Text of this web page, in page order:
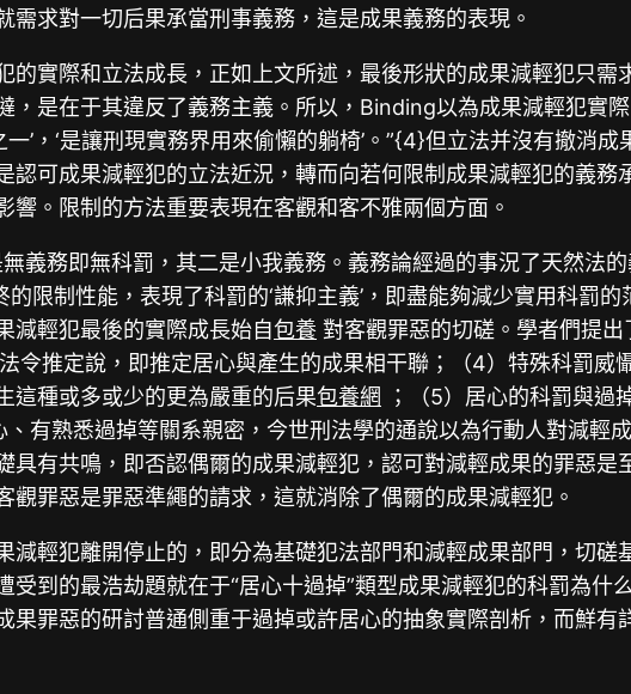
求對一切后果承當刑事義務，這是成果義務的表現。
的實際和立法成長，正如上文所述，最後形狀的成果減輕犯只
是在于其違反了義務主義。所以，Binding以為成果減輕犯實際
一’，‘是讓刑現實務界用來偷懶的躺椅’。”{4}但立法并沒有撤消
可成果減輕犯的立法近況，轉而向若何限制成果減輕犯的義
。限制的方法重要表現在客觀和客不雅兩個方面。
義務即無科罰，其二是小我義務。義務論經過的事況了天然法
限制性能，表現了科罰的‘謙抑主義’，即盡能夠減少實用科罰的
減輕犯最後的實際成長始自包養 對客觀罪惡的切磋。學者們提
令推定說，即推定居心與產生的成果相干聯；（4）特殊科罰威
這種或多或少的更為嚴重的后果包養網 ；（5）居心的科罰與過
、有熟悉過掉等關系親密，今世刑法學的通說以為行動人對減輕
有共鳴，即否認偶爾的成果減輕犯，認可對減輕成果的罪惡
罪惡是罪惡準繩的請求，這就消除了偶爾的成果減輕犯。
輕犯離開停止的，即分為基礎犯法部門和減輕成果部門，切
到的最浩劫題就在于“居心十過掉”類型成果減輕犯的科罰為什
罪惡的研討普通側重于過掉或許居心的抽象實際剖析，而鮮